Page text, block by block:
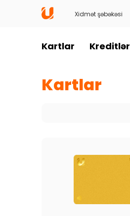
Xidmət şəbəkəsi
Kartlar Kreditlər
Kartlar